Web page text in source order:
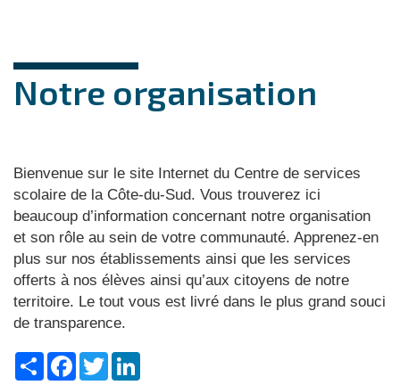
Notre organisation
Bienvenue sur le site Internet du Centre de services
scolaire de la Côte-du-Sud. Vous trouverez ici
beaucoup d’information concernant notre organisation
et son rôle au sein de votre communauté. Apprenez-en
plus sur nos établissements ainsi que les services
offerts à nos élèves ainsi qu’aux citoyens de notre
territoire. Le tout vous est livré dans le plus grand souci
de transparence.
ShareFacebook
Twitter